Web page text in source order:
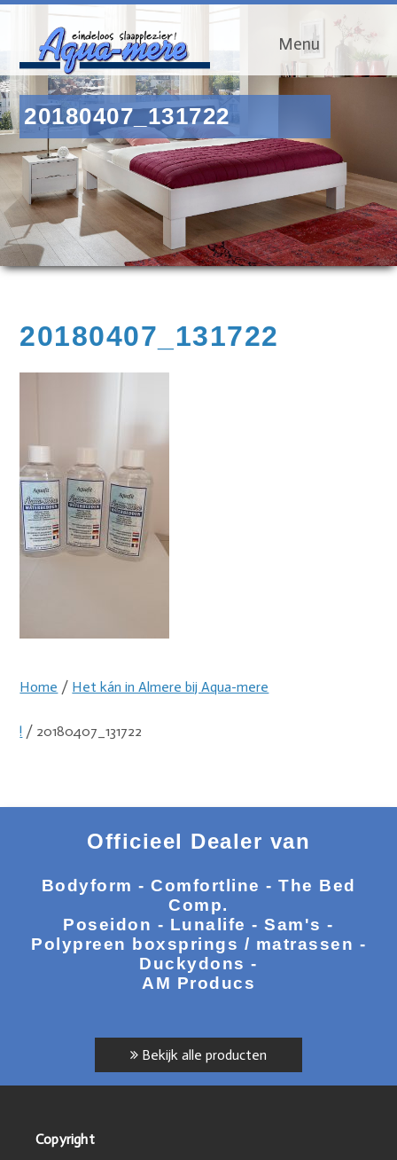
Menu
20180407_131722
20180407_131722
Home / Het kán in Almere bij Aqua-mere
! / 20180407_131722
Officieel Dealer van
Bodyform - Comfortline - The Bed
Comp.
Poseidon - Lunalife - Sam's -
Polypreen boxsprings / matrassen -
Duckydons -
AM Producs
Bekijk alle producten
Copyright